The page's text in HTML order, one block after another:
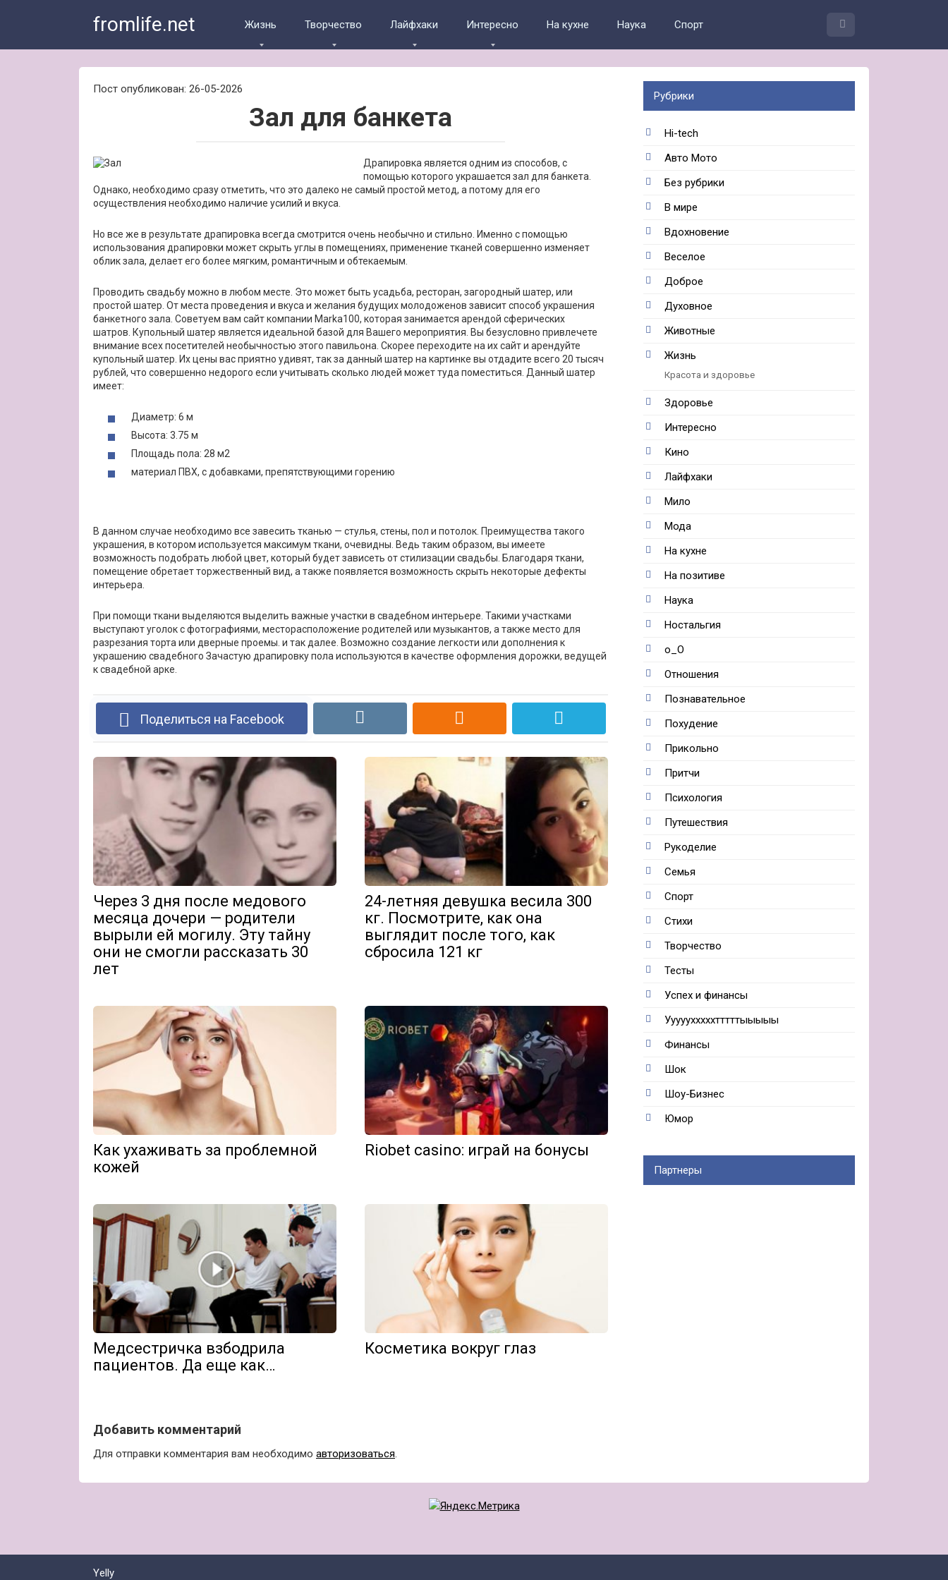
fromlife.net Жизнь Творчество Лайфхаки Интересно На кухне Наука Спорт
Пост опубликован: 26-05-2026
Зал для банкета
Драпировка является одним из способов, с
помощью которого украшается зал для банкета.
Однако, необходимо сразу отметить, что это далеко не самый простой метод, а потому для его
осуществления необходимо наличие усилий и вкуса.
Но все же в результате драпировка всегда смотрится очень необычно и стильно. Именно с помощью
использования драпировки может скрыть углы в помещениях, применение тканей совершенно изменяет
облик зала, делает его более мягким, романтичным и обтекаемым.
Проводить свадьбу можно в любом месте. Это может быть усадьба, ресторан, загородный шатер, или
простой шатер. От места проведения и вкуса и желания будущих молодоженов зависит способ украшения
банкетного зала. Советуем вам сайт компании Marka100, которая занимается арендой сферических
шатров. Купольный шатер является идеальной базой для Вашего мероприятия. Вы безусловно привлечете
внимание всех посетителей необычностью этого павильона. Скорее переходите на их сайт и арендуйте
купольный шатер. Их цены вас приятно удивят, так за данный шатер на картинке вы отдадите всего 20 тысяч
рублей, что совершенно недорого если учитывать сколько людей может туда поместиться. Данный шатер
имеет:
Диаметр: 6 м
Высота: 3.75 м
Площадь пола: 28 м2
материал ПВХ, с добавками, препятствующими горению
В данном случае необходимо все завесить тканью — стулья, стены, пол и потолок. Преимущества такого
украшения, в котором используется максимум ткани, очевидны. Ведь таким образом, вы имеете
возможность подобрать любой цвет, который будет зависеть от стилизации свадьбы. Благодаря ткани,
помещение обретает торжественный вид, а также появляется возможность скрыть некоторые дефекты
интерьера.
При помощи ткани выделяются выделить важные участки в свадебном интерьере. Такими участками
выступают уголок с фотографиями, месторасположение родителей или музыкантов, а также место для
разрезания торта или дверные проемы. и так далее. Возможно создание легкости или дополнения к
украшению свадебного Зачастую драпировку пола используются в качестве оформления дорожки, ведущей
к свадебной арке.
Поделиться на Facebook
Через 3 дня после медового
месяца дочери — родители
вырыли ей могилу. Эту тайну
они не смогли рассказать 30
лет
24-летняя девушка весила 300
кг. Посмотрите, как она
выглядит после того, как
сбросила 121 кг
Как ухаживать за проблемной
кожей
Riobet casino: играй на бонусы
Медсестричка взбодрила
пациентов. Да еще как…
Косметика вокруг глаз
Добавить комментарий
Для отправки комментария вам необходимо авторизоваться.
Рубрики
Hi-tech
Авто Мото
Без рубрики
В мире
Вдохновение
Веселое
Доброе
Духовное
Животные
Жизнь
Красота и здоровье
Здоровье
Интересно
Кино
Лайфхаки
Мило
Мода
На кухне
На позитиве
Наука
Ностальгия
о_О
Отношения
Познавательное
Похудение
Прикольно
Притчи
Психология
Путешествия
Рукоделие
Семья
Спорт
Стихи
Творчество
Тесты
Успех и финансы
Ууууухххххтттттыыыыы
Финансы
Шок
Шоу-Бизнес
Юмор
Партнеры
Yelly